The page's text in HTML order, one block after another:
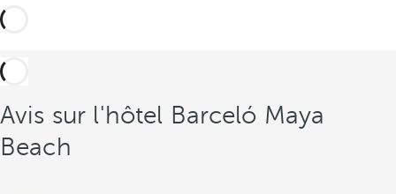
Avis sur l'hôtel Barceló Maya
Beach